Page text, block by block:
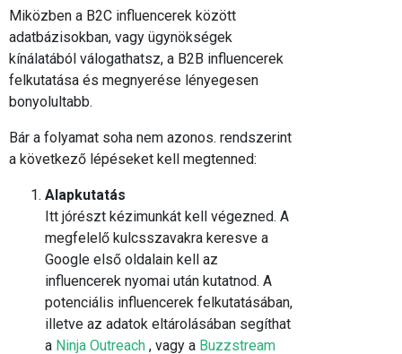
Miközben a B2C influencerek között
adatbázisokban, vagy ügynökségek
kínálatából válogathatsz, a B2B influencerek
felkutatása és megnyerése lényegesen
bonyolultabb.
Bár a folyamat soha nem azonos. rendszerint
a következő lépéseket kell megtenned:
Alapkutatás
Itt jórészt kézimunkát kell végezned. A
megfelelő kulcsszavakra keresve a
Google első oldalain kell az
influencerek nyomai után kutatnod. A
potenciális influencerek felkutatásában,
illetve az adatok eltárolásában segíthat
a Ninja Outreach , vagy a Buzzstream